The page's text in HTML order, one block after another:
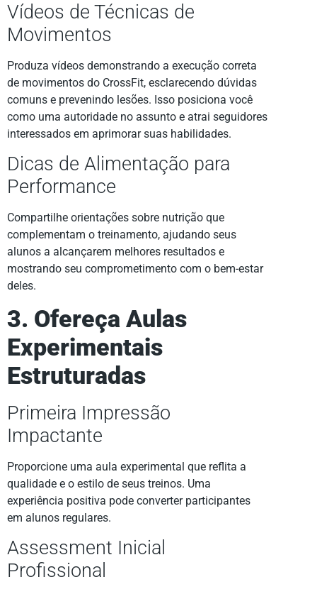
Vídeos de Técnicas de
Movimentos
Produza vídeos demonstrando a execução correta
de movimentos do CrossFit, esclarecendo dúvidas
comuns e prevenindo lesões. Isso posiciona você
como uma autoridade no assunto e atrai seguidores
interessados em aprimorar suas habilidades.
Dicas de Alimentação para
Performance
Compartilhe orientações sobre nutrição que
complementam o treinamento, ajudando seus
alunos a alcançarem melhores resultados e
mostrando seu comprometimento com o bem-estar
deles.
3. Ofereça Aulas
Experimentais
Estruturadas
Primeira Impressão
Impactante
Proporcione uma aula experimental que reflita a
qualidade e o estilo de seus treinos. Uma
experiência positiva pode converter participantes
em alunos regulares.
Assessment Inicial
Profissional